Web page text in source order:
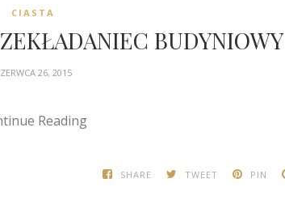
CIASTA
BUDYNIOWY
26, 2015
Reading
SHARE TWEET PIN